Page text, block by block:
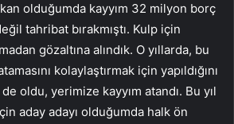
olduğumda kayyım 32 milyon borç
tahribat bırakmıştı. Kulp için
gözaltına alındık. O yıllarda, bu
kolaylaştırmak için yapıldığını
oldu, yerimize kayyım atandı. Bu yıl
aday adayı olduğumda halk ön